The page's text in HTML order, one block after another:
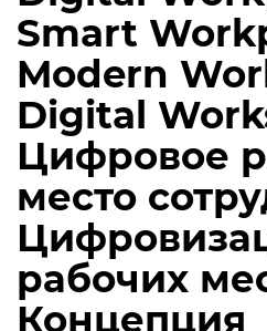
Smart
Modern
Digital
Цифровое
место
рабочих
Концепция